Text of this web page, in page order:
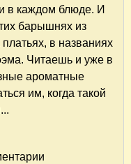
в каждом блюде. И
барышнях из
в названиях
Читаешь и уже в
ароматные
им, когда такой
Кухмистерская" в